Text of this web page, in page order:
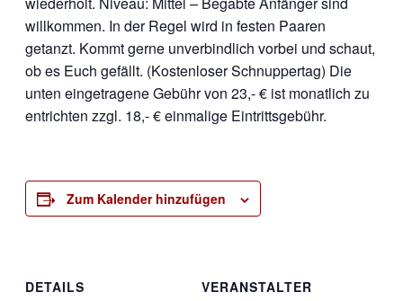
willkommen. In der Regel wird in festen Paaren
getanzt. Kommt gerne unverbindlich vorbei und schaut,
ob es Euch gefällt. (Kostenloser Schnuppertag) Die
unten eingetragene Gebühr von 23,- € ist monatlich zu
entrichten zzgl. 18,- € einmalige Eintrittsgebühr.
Zum Kalender hinzufügen
DETAILS
VERANSTALTER